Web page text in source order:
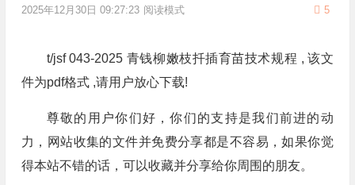
2025年12月30日 09:27:23 5
阅读模式
t/jsf 043-2025 青钱柳嫩枝扦插育苗技术规程 , 该文
件为pdf格式 ,请用户放心下载!
尊敬的用户你们好，你们的支持是我们前进的动
力，网站收集的文件并免费分享都是不容易，如果你觉
得本站不错的话，可以收藏并分享给你周围的朋友。